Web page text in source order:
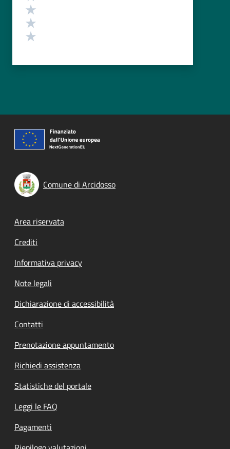
Comune di Arcidosso
Footer menu
Area riservata
Crediti
Informativa privacy
Note legali
Dichiarazione di accessibilità
Contatti
Prenotazione appuntamento
Richiedi assistenza
Statistiche del portale
Leggi le FAQ
Pagamenti